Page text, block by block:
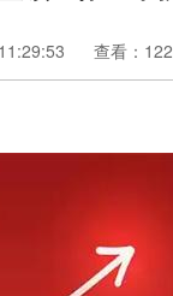
查看：122